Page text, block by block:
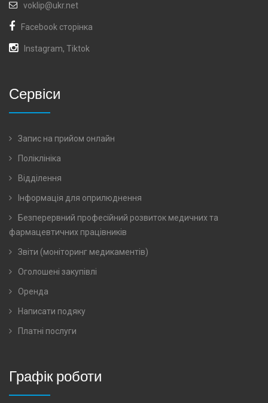
voklip@ukr.net
Facebook сторінка
Instagram, Tiktok
Сервіси
Запис на прийом онлайн
Поліклініка
Відділення
Інформація для оприлюднення
Безперервний професійний розвиток медичних та
фармацевтичних працівників
Звіти (моніторинг медикаментів)
Оголошені закупівлі
Оренда
Написати подяку
Платні послуги
Графік роботи